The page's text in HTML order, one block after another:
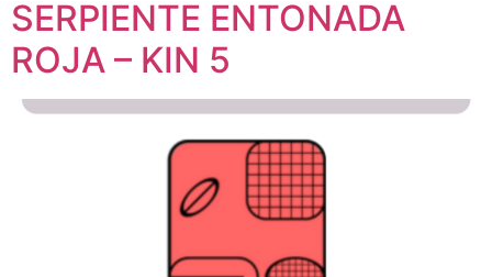
SERPIENTE ENTONADA
ROJA – KIN 5